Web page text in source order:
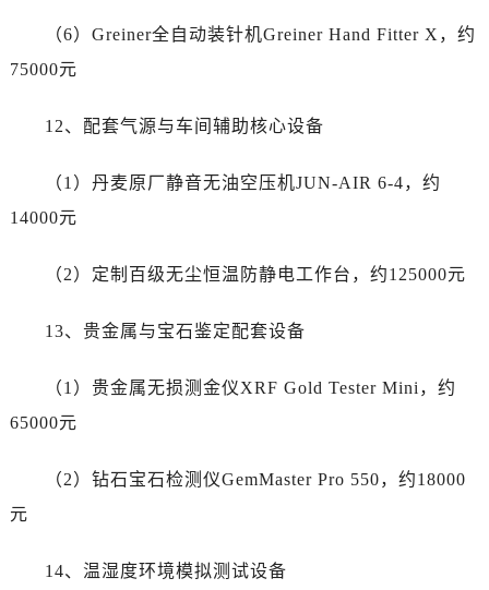
（6）Greiner全自动装针机Greiner Hand Fitter X，约
75000元
12、配套气源与车间辅助核心设备
（1）丹麦原厂静音无油空压机JUN-AIR 6-4，约
14000元
（2）定制百级无尘恒温防静电工作台，约125000元
13、贵金属与宝石鉴定配套设备
（1）贵金属无损测金仪XRF Gold Tester Mini，约
65000元
（2）钻石宝石检测仪GemMaster Pro 550，约18000
元
14、温湿度环境模拟测试设备